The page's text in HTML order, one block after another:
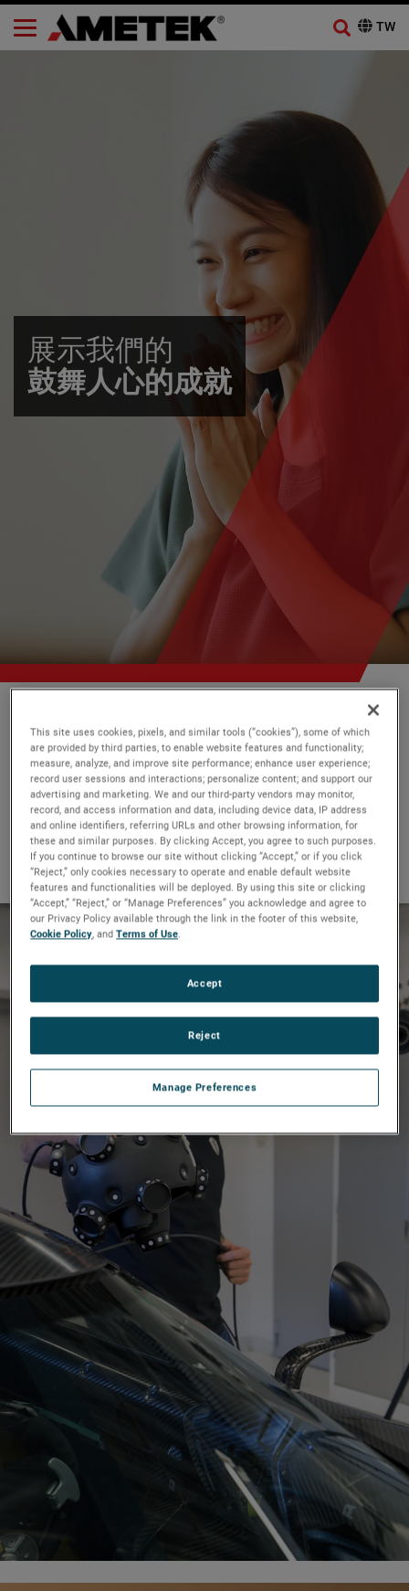
展示我們的
鼓舞人心的成就
在全球各地，AMETEK每天都發
生著精彩的故事。
我們很榮幸能向您分享其中一些
故事。
將超級跑車的設計推向極限
This site uses cookies, pixels, and similar tools (“cookies”), some of which
are provided by third parties, to enable website features and functionality;
measure, analyze, and improve site performance; enhance user experience;
record user sessions and interactions; personalize content; and support our
advertising and marketing. We and our third-party vendors may monitor,
record, and access information and data, including device data, IP address
and online identifiers, referring URLs and other browsing information, for
these and similar purposes. By clicking Accept, you agree to such purposes.
If you continue to browse our site without clicking “Accept,” or if you click
“Reject,” only cookies necessary to operate and enable default website
features and functionalities will be deployed. By using this site or clicking
“Accept,” “Reject,” or “Manage Preferences” you acknowledge and agree to
our Privacy Policy available through the link in the footer of this website,
Cookie Policy, andTerms of Use.
Manage Preferences
Reject
Accept